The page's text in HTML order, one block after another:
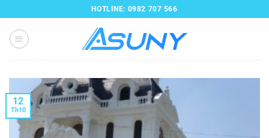
qua
nội
dung
HOTLINE: 0982 707 566
12
Th10